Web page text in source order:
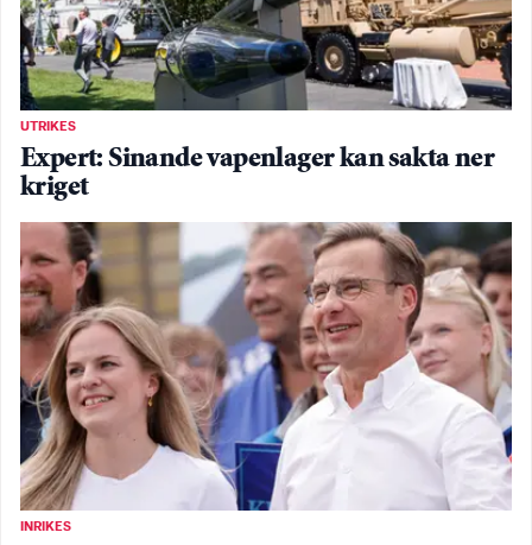
UTRIKES
Expert: Sinande vapenlager kan sakta ner
kriget
INRIKES